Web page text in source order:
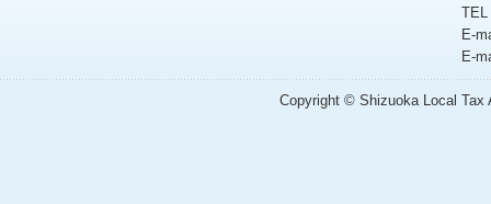
TEL
E-
E-
Copyright © Shizuoka Local Tax